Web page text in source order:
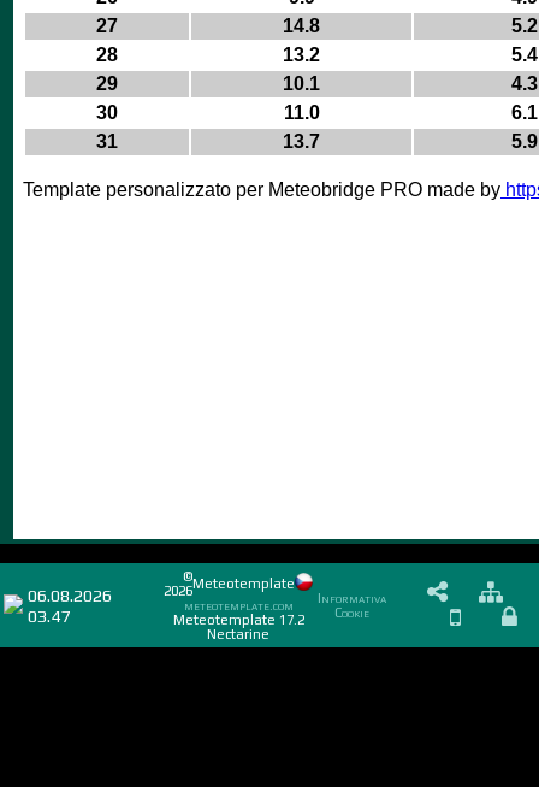
06.08.2026
03.47
©
2026Meteotemplate
meteotemplate.com
Meteotemplate 17.2
Nectarine
Informativa
Cookie